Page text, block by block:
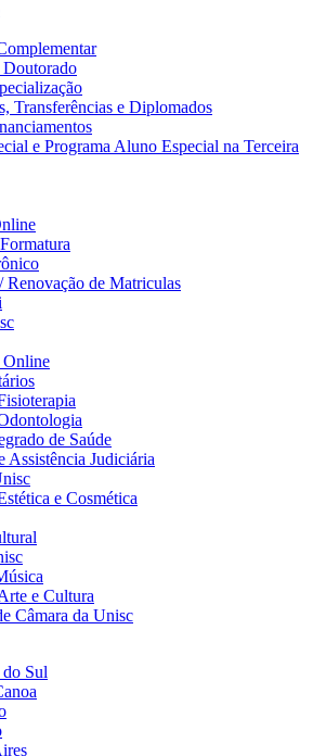
Doutorado
Transferências e Diplomados
e Programa Aluno Especial na Terceira
Renovação de Matriculas
Online
de Saúde
Assistência Judiciária
e Cosmética
e Cultura
Câmara da Unisc
do Sul